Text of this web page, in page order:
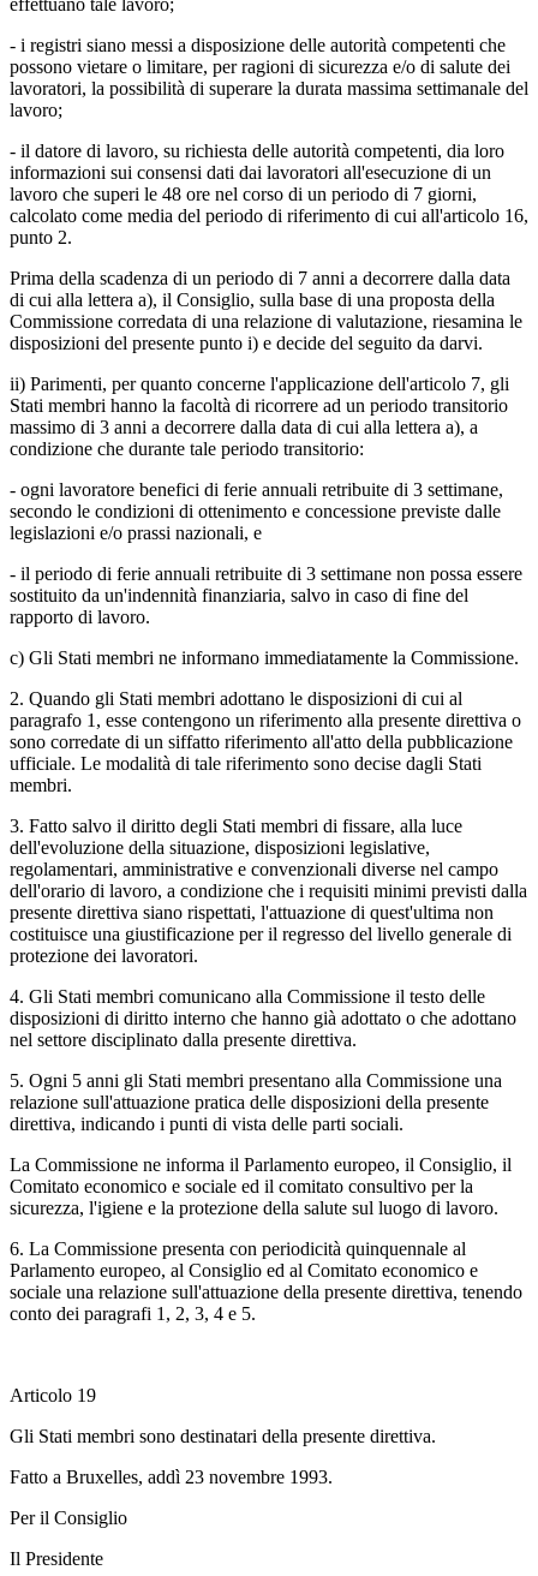
effettuano tale lavoro;
- i registri siano messi a disposizione delle autorità competenti che
possono vietare o limitare, per ragioni di sicurezza e/o di salute dei
lavoratori, la possibilità di superare la durata massima settimanale del
lavoro;
- il datore di lavoro, su richiesta delle autorità competenti, dia loro
informazioni sui consensi dati dai lavoratori all'esecuzione di un
lavoro che superi le 48 ore nel corso di un periodo di 7 giorni,
calcolato come media del periodo di riferimento di cui all'articolo 16,
punto 2.
Prima della scadenza di un periodo di 7 anni a decorrere dalla data
di cui alla lettera a), il Consiglio, sulla base di una proposta della
Commissione corredata di una relazione di valutazione, riesamina le
disposizioni del presente punto i) e decide del seguito da darvi.
ii) Parimenti, per quanto concerne l'applicazione dell'articolo 7, gli
Stati membri hanno la facoltà di ricorrere ad un periodo transitorio
massimo di 3 anni a decorrere dalla data di cui alla lettera a), a
condizione che durante tale periodo transitorio:
- ogni lavoratore benefici di ferie annuali retribuite di 3 settimane,
secondo le condizioni di ottenimento e concessione previste dalle
legislazioni e/o prassi nazionali, e
- il periodo di ferie annuali retribuite di 3 settimane non possa essere
sostituito da un'indennità finanziaria, salvo in caso di fine del
rapporto di lavoro.
c) Gli Stati membri ne informano immediatamente la Commissione.
2. Quando gli Stati membri adottano le disposizioni di cui al
paragrafo 1, esse contengono un riferimento alla presente direttiva o
sono corredate di un siffatto riferimento all'atto della pubblicazione
ufficiale. Le modalità di tale riferimento sono decise dagli Stati
membri.
3. Fatto salvo il diritto degli Stati membri di fissare, alla luce
dell'evoluzione della situazione, disposizioni legislative,
regolamentari, amministrative e convenzionali diverse nel campo
dell'orario di lavoro, a condizione che i requisiti minimi previsti dalla
presente direttiva siano rispettati, l'attuazione di quest'ultima non
costituisce una giustificazione per il regresso del livello generale di
protezione dei lavoratori.
4. Gli Stati membri comunicano alla Commissione il testo delle
disposizioni di diritto interno che hanno già adottato o che adottano
nel settore disciplinato dalla presente direttiva.
5. Ogni 5 anni gli Stati membri presentano alla Commissione una
relazione sull'attuazione pratica delle disposizioni della presente
direttiva, indicando i punti di vista delle parti sociali.
La Commissione ne informa il Parlamento europeo, il Consiglio, il
Comitato economico e sociale ed il comitato consultivo per la
sicurezza, l'igiene e la protezione della salute sul luogo di lavoro.
6. La Commissione presenta con periodicità quinquennale al
Parlamento europeo, al Consiglio ed al Comitato economico e
sociale una relazione sull'attuazione della presente direttiva, tenendo
conto dei paragrafi 1, 2, 3, 4 e 5.
Articolo 19
Gli Stati membri sono destinatari della presente direttiva.
Fatto a Bruxelles, addì 23 novembre 1993.
Per il Consiglio
Il Presidente